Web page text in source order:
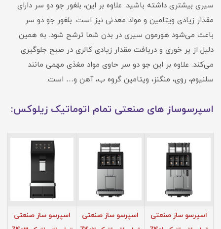
سیری بیشتری داشته باشید. علاوه بر این، بلغور جو دو سر دارای
مقدار زیادی ویتامین و مواد معدنی نیز است. بلغور جو دو سر
باعث می‌شود هورمون سیری در بدن شما ترشح شود. به همین
دلیل از پر خوری و دریافت مقدار زیادی کالری در صبح جلوگیری
می‌کند. علاوه بر این جو دو سر حاوی مواد مغذی مهمی مانند
سلنیوم، روی، منگنز، ویتامین گروه ب، آهن و… است.
اسپرسوساز های صنعتی تمام اتوماتیک زیلوکس:
اسپرسو ساز صنعتی
اسپرسو ساز صنعتی
اسپرسو ساز صنعتی